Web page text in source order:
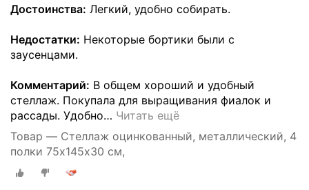
Достоинства: Легкий, удобно собирать.
Недостатки: Некоторые бортики были с
заусенцами.
Комментарий: В общем хороший и удобный
стеллаж. Покупала для выращивания фиалок и
рассады. Удобно… Читать ещё
Товар — Стеллаж оцинкованный, металлический, 4
полки 75х145х30 см,